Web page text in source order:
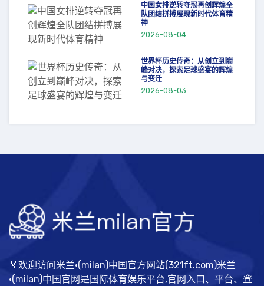
中国女排逆转夺冠再创辉煌全
队团结拼搏展现新时代体育精
神
2026-08-04
世界杯历史传奇：从创立到巅
峰对决，探索足球盛宴的辉煌
与变迁
2026-08-03
🏅欢迎访问米兰·(milan)中国官方网站(321ft.com)米兰
·(milan)中国官网是国际体育娱乐平台,官网入口、平台、登